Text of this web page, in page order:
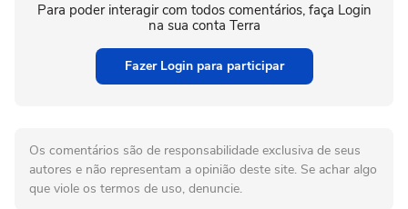
Para poder interagir com todos comentários, faça Login
na sua conta Terra
Fazer Login para participar
Os comentários são de responsabilidade exclusiva de seus
autores e não representam a opinião deste site. Se achar algo
que viole os termos de uso, denuncie.